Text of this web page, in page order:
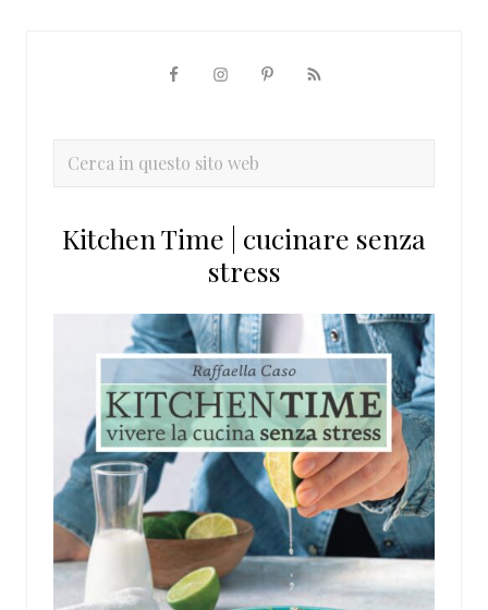
primaria
Cerca
sito
Kitchen Time | cucinare senza
stress